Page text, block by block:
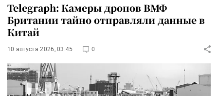
Telegraph: Камеры дронов ВМФ
Британии тайно отправляли данные в
Китай
10 августа 2026, 03:45 0